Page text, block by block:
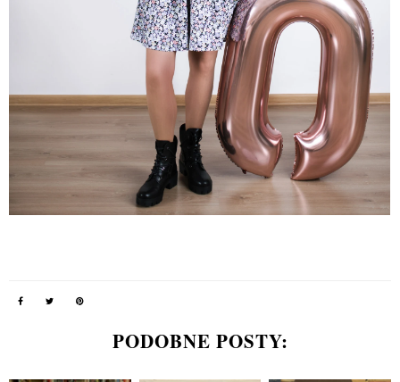
PODOBNE POSTY: